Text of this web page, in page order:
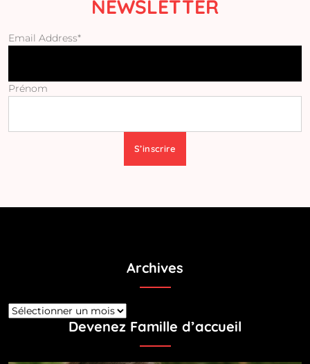
NEWSLETTER
Email Address*
Prénom
Archives
Devenez Famille d’accueil